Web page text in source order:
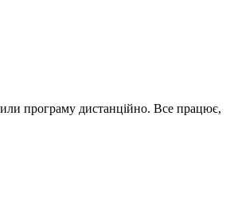
програму дистанційно. Все працює,